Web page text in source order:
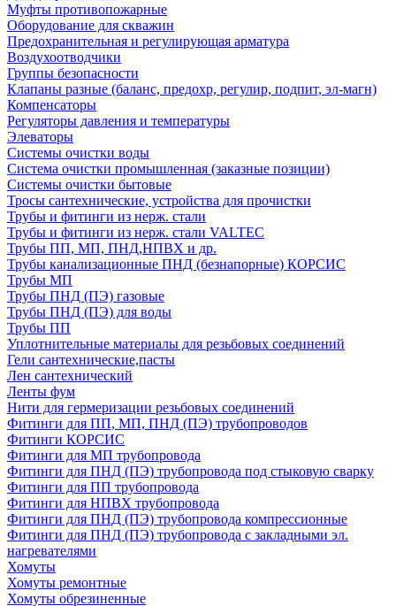
Муфты противопожарные
Оборудование для скважин
Предохранительная и регулирующая арматура
Воздухоотводчики
Группы безопасности
Клапаны разные (баланс, предохр, регулир, подпит, эл-магн)
Компенсаторы
Регуляторы давления и температуры
Элеваторы
Системы очистки воды
Система очистки промышленная (заказные позиции)
Системы очистки бытовые
Тросы сантехнические, устройства для прочистки
Трубы и фитинги из нерж. стали
Трубы и фитинги из нерж. стали VALTEC
Трубы ПП, МП, ПНД,НПВХ и др.
Трубы канализационные ПНД (безнапорные) КОРСИС
Трубы МП
Трубы ПНД (ПЭ) газовые
Трубы ПНД (ПЭ) для воды
Трубы ПП
Уплотнительные материалы для резьбовых соединений
Гели сантехнические,пасты
Лен сантехнический
Ленты фум
Нити для гермеризации резьбовых соединений
Фитинги для ПП, МП, ПНД (ПЭ) трубопроводов
Фитинги КОРСИС
Фитинги для МП трубопровода
Фитинги для ПНД (ПЭ) трубопровода под стыковую сварку
Фитинги для ПП трубопровода
Фитинги для НПВХ трубопровода
Фитинги для ПНД (ПЭ) трубопровода компрессионные
Фитинги для ПНД (ПЭ) трубопровода с закладными эл.
нагревателями
Хомуты
Хомуты ремонтные
Хомуты обрезиненные